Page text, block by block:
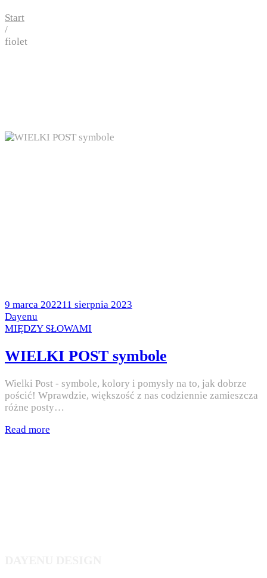
Start
/
fiolet
Posted
on
9 marca 202211 sierpnia 2023
by
Dayenu
Posted
MIĘDZY SŁOWAMI
WIELKI POST symbole
Wielki Post - symbole, kolory i pomysły na to, jak dobrze
pościć! Wprawdzie, większość z nas codziennie zamieszcza
różne posty…
Read more